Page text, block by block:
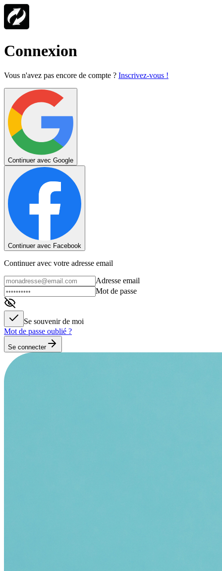
Connexion
Vous n'avez pas encore de compte ? Inscrivez-vous !
Continuer avec Google
Continuer avec Facebook
Continuer avec votre adresse email
Adresse email
Mot de passe
Se souvenir de moi
Mot de passe oublié ?
Se connecter